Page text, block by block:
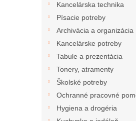
Kancelárska technika
Písacie potreby
Archivácia a organizácia
Kancelárske potreby
Tabule a prezentácia
Tonery, atramenty
Školské potreby
Ochranné pracovné
Hygiena a drogéria